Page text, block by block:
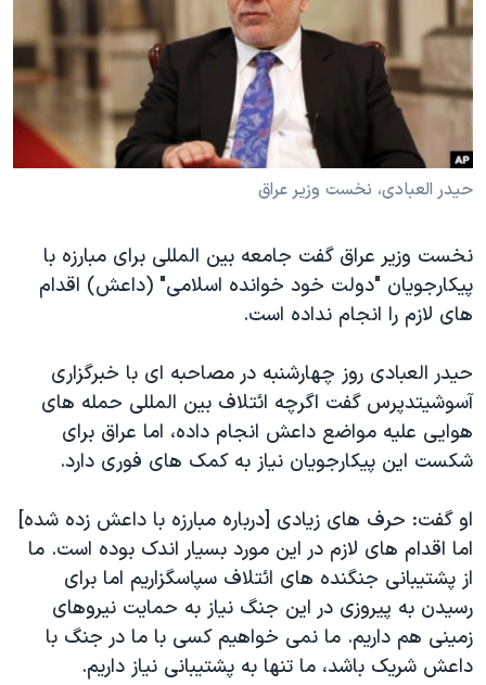
حقوق شهروندی
اقتصادی
علم و فناوری
آرشیو پخش زنده
انتخابات ریاست جمهوری آمریکا ۲۰۲۴
حمله جمهوری اسلامی به اسرائیل
رمز مهسا
مجموعه مستندهای دادخواهی
تریبونال مردمی آبان ۹۸
دادگاه حمید نوری
چهل سال گروگان‌گیری
قانون شفافیت دارائی کادر رهبری ایران
اعتراضات مردمی آبان ۹۸
نرگس محمدی برنده جایزه نوبل صلح
همایش محافظه‌کاران آمریکا «سی‌پک»
صفحه‌های ویژه
سفر پرزیدنت ترامپ به چین
زبانهای مختلف
حیدر العبادی، نخست وزیر عراق
نخست وزیر عراق گفت جامعه بین المللی برای مبارزه با
پیکارجویان "دولت خود خوانده اسلامی" (داعش) اقدام
های لازم را انجام نداده است.
حیدر العبادی روز چهارشنبه در مصاحبه ای با خبرگزاری
آسوشیتدپرس گفت اگرچه ائتلاف بین المللی حمله های
هوایی علیه مواضع داعش انجام داده، اما عراق برای
شکست این پیکارجویان نیاز به کمک های فوری دارد.
او گفت: حرف های زیادی [درباره مبارزه با داعش زده شده]
اما اقدام های لازم در این مورد بسیار اندک بوده است. ما
از پشتیبانی جنگنده های ائتلاف سپاسگزاریم اما برای
رسیدن به پیروزی در این جنگ نیاز به حمایت نیروهای
زمینی هم داریم. ما نمی خواهیم کسی با ما در جنگ با
داعش شریک باشد، ما تنها به پشتیبانی نیاز داریم.